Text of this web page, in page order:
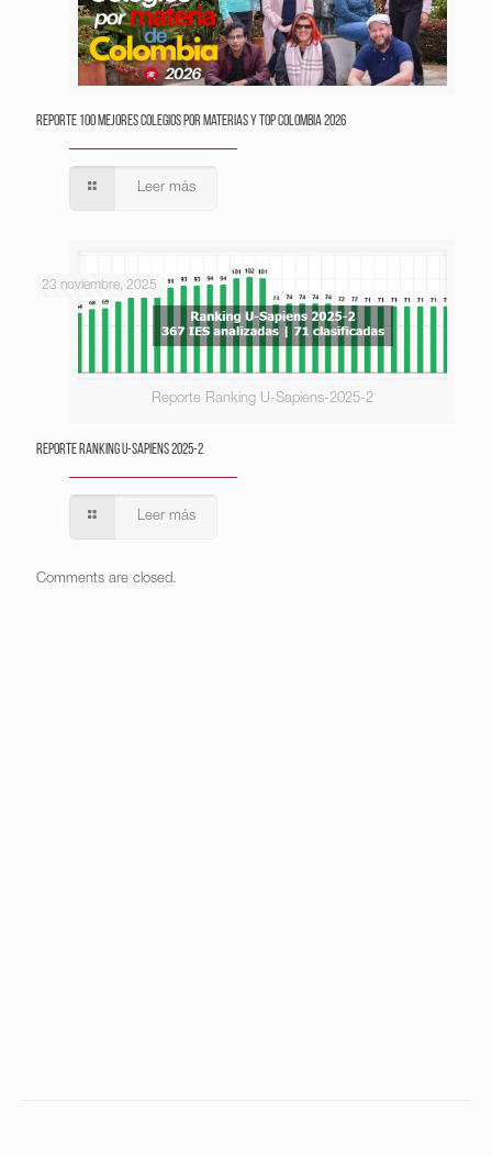
Reporte 100 Mejores Colegios por Materias y Top Colombia 2026
Leer más
Reporte Ranking U-Sapiens-2025-2
23 noviembre, 2025
Reporte Ranking U-Sapiens 2025-2
Leer más
Comments are closed.